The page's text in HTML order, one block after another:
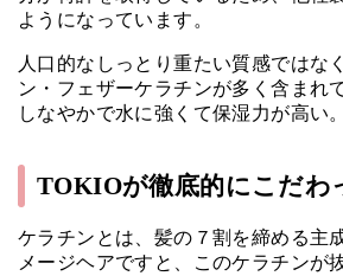
ようになっています。
人口的なしっとり重たい質感ではな
ン・フェザーケラチンが多く含まれ
しなやかで水に強くて保湿力が高い。
TOKIOが徹底的にこだわ
ケラチンとは、髪の７割を締める主
メージヘアですと、このケラチンが